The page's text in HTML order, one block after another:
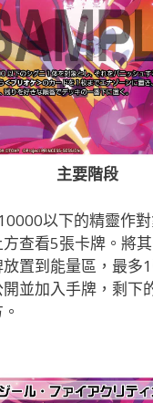
主要階段
以下的精靈作對
查看5張卡牌。將
置到能量區，最多
並加入手牌，剩下